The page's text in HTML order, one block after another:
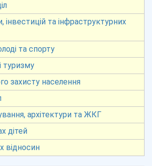
інвестицій та інфраструктурних
та спорту
туризму
захисту населення
архітектури та ЖКГ
дітей
відносин